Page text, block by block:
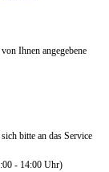
Ihnen angegebene
bitte an das Service
- 14:00 Uhr)